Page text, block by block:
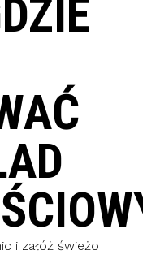
i załóż świeżo